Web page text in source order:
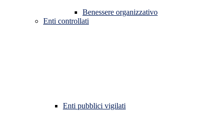
Benessere organizzativo
Enti controllati
Enti pubblici vigilati